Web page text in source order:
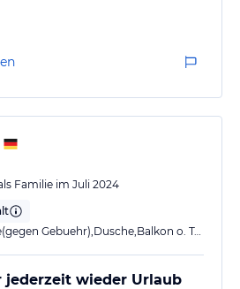
Familie im Juli 2024
Studio,Klimaanlage(gegen Gebuehr),Dusche,Balkon o. Terrasse
jederzeit wieder Urlaub